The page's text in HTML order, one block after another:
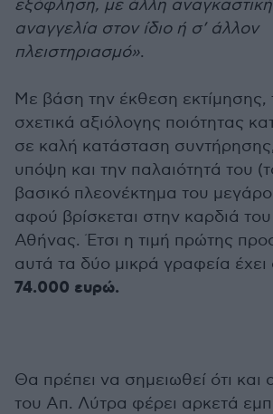
εξόφληση, με άλλη
αναγγελία στον ίδιο ή σ’ άλλον
πλειστηριασμό».
Με βάση την έκθεση εκτίμησης,
σχετικά αξιόλογης ποιότητας
σε καλή κατάσταση
υπόψη και την παλαιότητά του
βασικό πλεονέκτημα του
αφού βρίσκεται στην καρδιά
Αθήνας. Έτσι η τιμή πρώτης
αυτά τα δύο μικρά γραφεία έχει
74.000 ευρώ.
Θα πρέπει να σημειωθεί ότι και
του Απ. Λύτρα φέρει αρκετά